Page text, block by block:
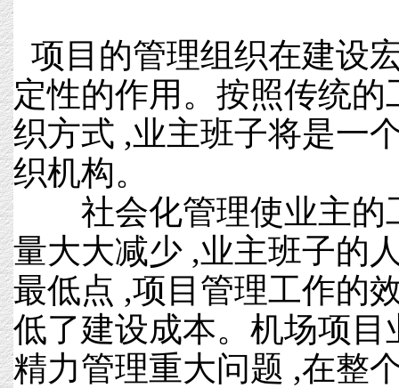
项目的管理组织在建设
定性的作用。按照传统
织方式 ,业主班子将是一
织机构。
社会化管理使业主的
量大大减少 ,业主班子的
最低点 ,项目管理工作的
低了建设成本。机场项目
精力管理重大问题 ,在整